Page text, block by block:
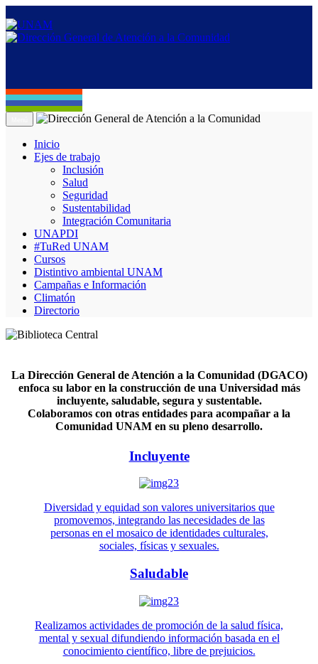
Inicio
Ejes de trabajo
Inclusión
Salud
Seguridad
Sustentabilidad
Integración Comunitaria
UNAPDI
#TuRed UNAM
Cursos
Distintivo ambiental UNAM
Campañas e Información
Climatón
Directorio
La Dirección General de Atención a la Comunidad (DGACO)
enfoca su labor en la construcción de una Universidad más
incluyente, saludable, segura y sustentable.
Colaboramos con otras entidades para acompañar a la
Comunidad UNAM en su pleno desarrollo.
Incluyente
Diversidad y equidad son valores universitarios que
promovemos, integrando las necesidades de las
personas en el mosaico de identidades culturales,
sociales, físicas y sexuales.
Saludable
Realizamos actividades de promoción de la salud física,
mental y sexual difundiendo información basada en el
conocimiento científico, libre de prejuicios.